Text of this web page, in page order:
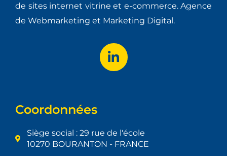
de sites internet vitrine et e-commerce. Agence
de Webmarketing et Marketing Digital.
Coordonnées
Siège social : 29 rue de l'école
10270 BOURANTON - FRANCE